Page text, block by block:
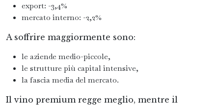
export: -3,4%
mercato interno: -2,2%
A soffrire maggiormente sono:
le aziende medio-piccole,
le strutture più capital intensive,
la fascia media del mercato.
Il vino premium regge meglio, mentre il